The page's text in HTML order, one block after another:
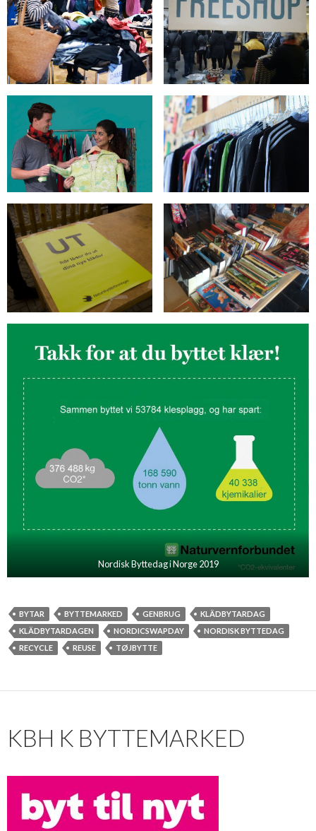
Nordisk Byttedag i Norge 2019
BYTAR BYTTEMARKED GENBRUG
KLÄDBYTARDAG
KLÄDBYTARDAGEN
NORDICSWAPDAY
NORDISK BYTTEDAG
RECYCLE
REUSE TØJBYTTE
KBH K BYTTEMARKED